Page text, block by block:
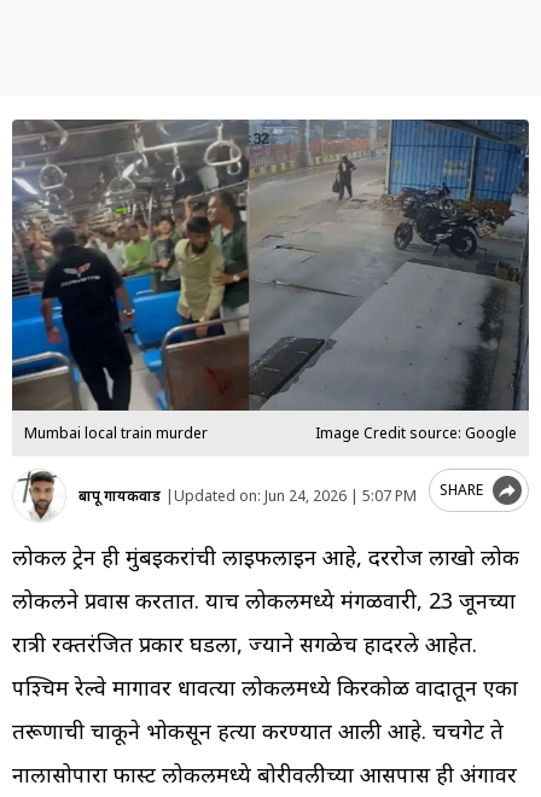
Mumbai local train murder Image Credit source: Google
बापू गायकवाड |Updated on: Jun 24, 2026 | 5:07 PM SHARE
लोकल ट्रेन ही मुंबईकरांची लाईफलाइन आहे, दररोज लाखो लोक
लोकलने प्रवास करतात. याच लोकलमध्ये मंगळवारी, 23 जूनच्या
रात्री रक्तरंजित प्रकार घडला, ज्याने सगळेच हादरले आहेत.
पश्चिम रेल्वे मार्गावर धावत्या लोकलमध्ये किरकोळ वादातून एका
तरूणाची चाकूने भोकसून हत्या करण्यात आली आहे. चर्चगेट ते
नालासोपारा फास्ट लोकलमध्ये बोरीवलीच्या आसपास ही अंगावर